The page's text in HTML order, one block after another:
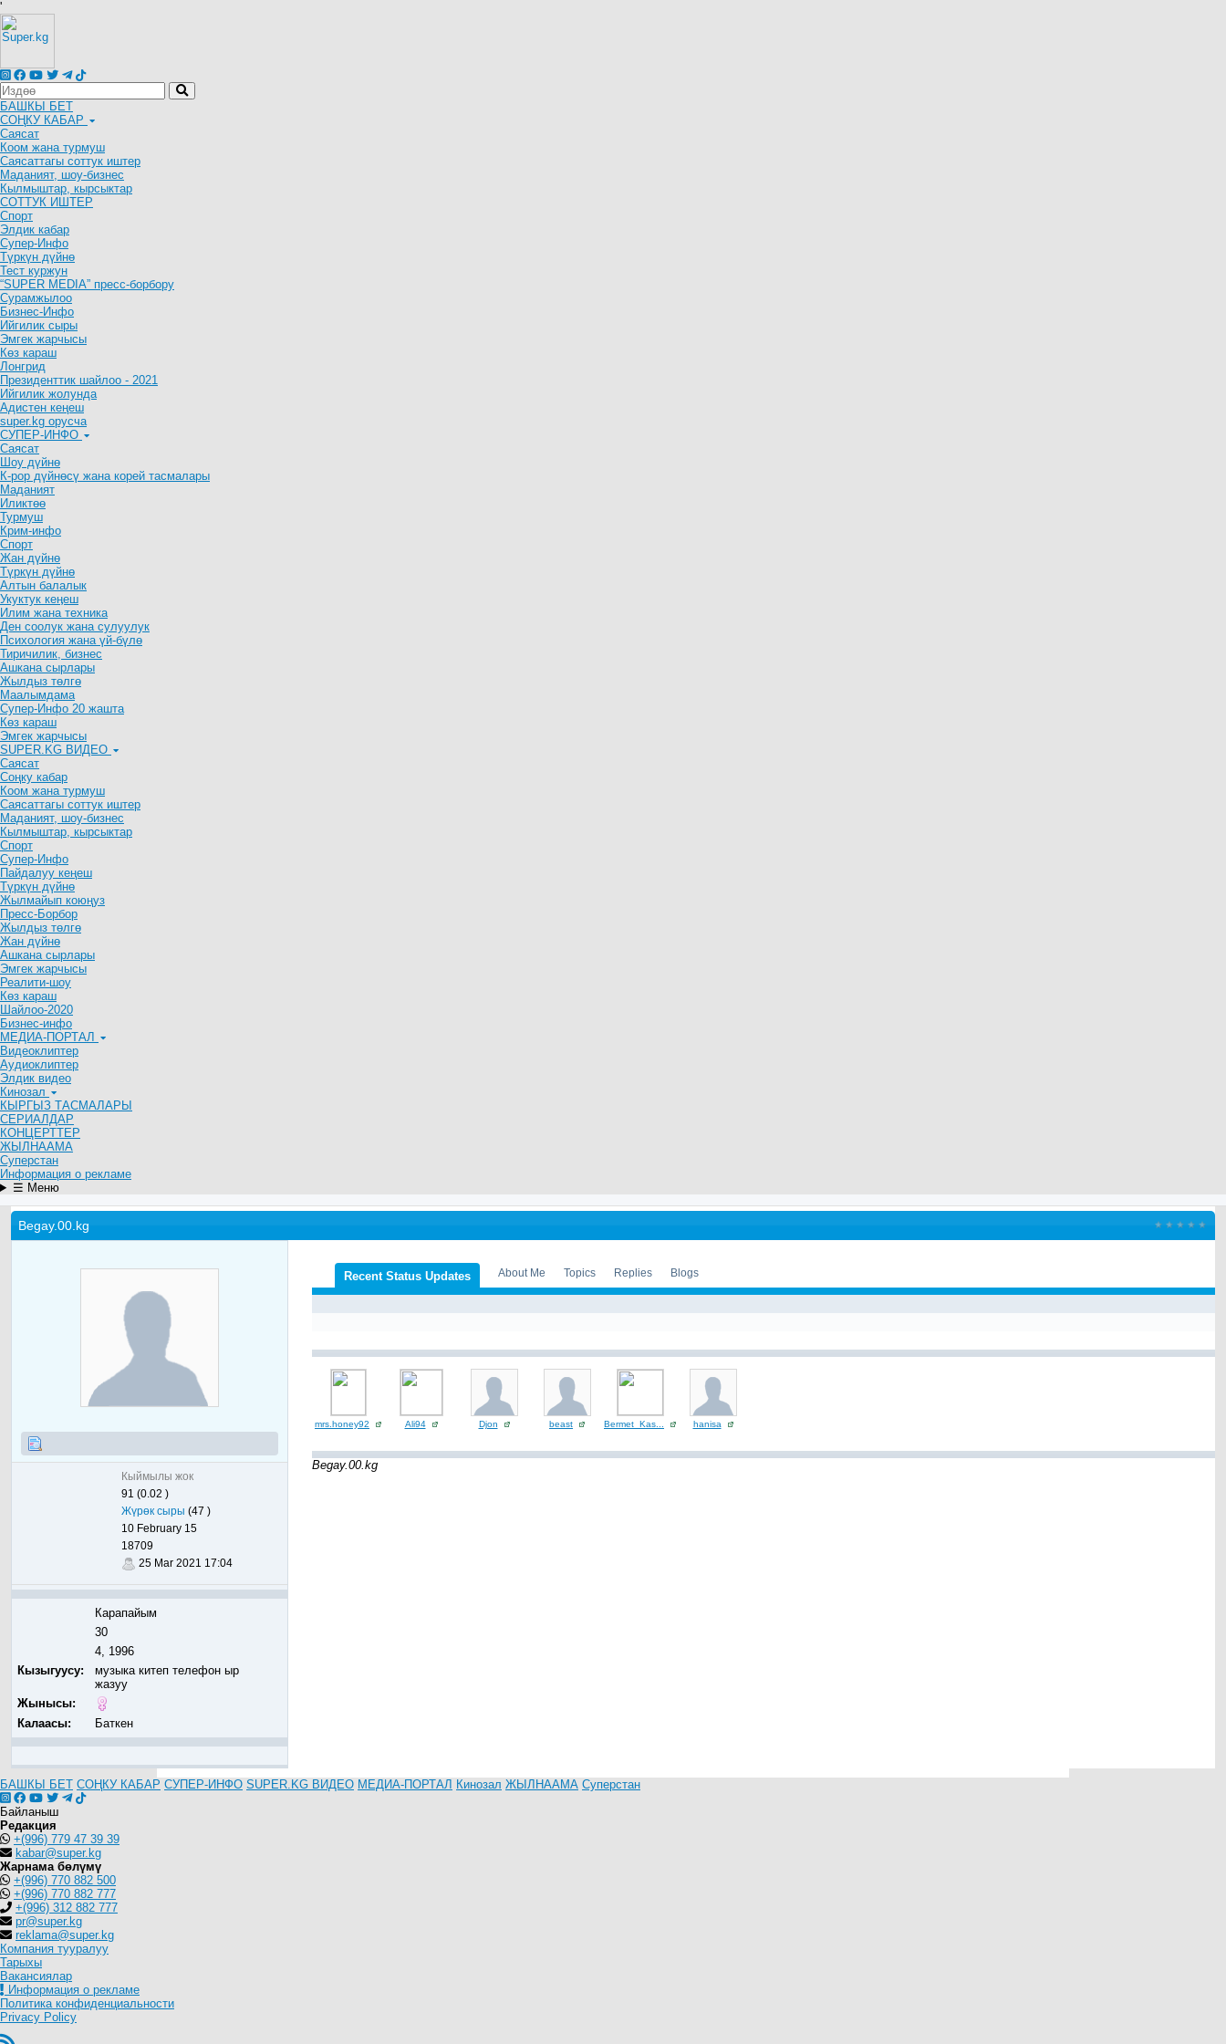
'
БАШКЫ БЕТ
СОҢКУ КАБАР
Саясат
Коом жана турмуш
Саясаттагы соттук иштер
Маданият, шоу-бизнес
Кылмыштар, кырсыктар
СОТТУК ИШТЕР
Спорт
Элдик кабар
Супер-Инфо
Түркүн дүйнө
Тест куржун
“SUPER MEDIA” пресс-борбору
Сурамжылоо
Бизнес-Инфо
Ийгилик сыры
Эмгек жарчысы
Көз караш
Лонгрид
Президенттик шайлоо - 2021
Ийгилик жолунда
Адистен кеңеш
super.kg орусча
СУПЕР-ИНФО
Саясат
Шоу дүйнө
К-рор дүйнөсү жана корей тасмалары
Маданият
Иликтөө
Турмуш
Крим-инфо
Спорт
Жан дүйнө
Түркүн дүйнө
Алтын балалык
Укуктук кеӊеш
Илим жана техника
Ден соолук жана сулуулук
Психология жана үй-бүлө
Тиричилик, бизнес
Ашкана сырлары
Жылдыз төлгө
Маалымдама
Супер-Инфо 20 жашта
Көз караш
Эмгек жарчысы
SUPER.KG ВИДЕО
Саясат
Cоңку кабар
Коом жана турмуш
Саясаттагы соттук иштер
Маданият, шоу-бизнес
Кылмыштар, кырсыктар
Спорт
Супер-Инфо
Пайдалуу кеңеш
Түркүн дүйнө
Жылмайып коюңуз
Пресс-Борбор
Жылдыз төлгө
Жан дүйнө
Ашкана сырлары
Эмгек жарчысы
Реалити-шоу
Көз караш
Шайлоо-2020
Бизнес-инфо
МЕДИА-ПОРТАЛ
Видеоклиптер
Аудиоклиптер
Элдик видео
Кинозал
КЫРГЫЗ ТАСМАЛАРЫ
СЕРИАЛДАР
КОНЦЕРТТЕР
ЖЫЛНААМА
Суперстан
Информация о рекламе
☰ Меню
Begay.00.kg
Кыймылы жок
91 (0.02 )
Жүрөк сыры (47 )
10 February 15
18709
25 Mar 2021 17:04
Карапайым
30
4, 1996
Кызыгуусу:
музыка китеп телефон ыр
жазуу
Жынысы:
Калаасы:
Баткен
Recent Status Updates About Me Topics Replies Blogs
mrs.honey92 Ali94 Djon beast Bermet_Kas... hanisa
Begay.00.kg
БАШКЫ БЕТ СОҢКУ КАБАР СУПЕР-ИНФО SUPER.KG ВИДЕО МЕДИА-ПОРТАЛ Кинозал ЖЫЛНААМА Суперстан
Байланыш
Редакция
+(996) 779 47 39 39
kabar@super.kg
Жарнама бөлүмү
+(996) 770 882 500
+(996) 770 882 777
+(996) 312 882 777
pr@super.kg
reklama@super.kg
Компания тууралуу
Тарыхы
Вакансиялар
Информация о рекламе
Политика конфиденциальности
Privacy Policy